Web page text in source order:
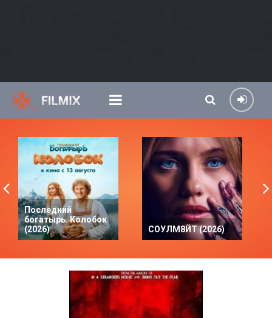
Последний
богатырь. Колобок
(2026)
СОУЛМ8ЙТ (2026)